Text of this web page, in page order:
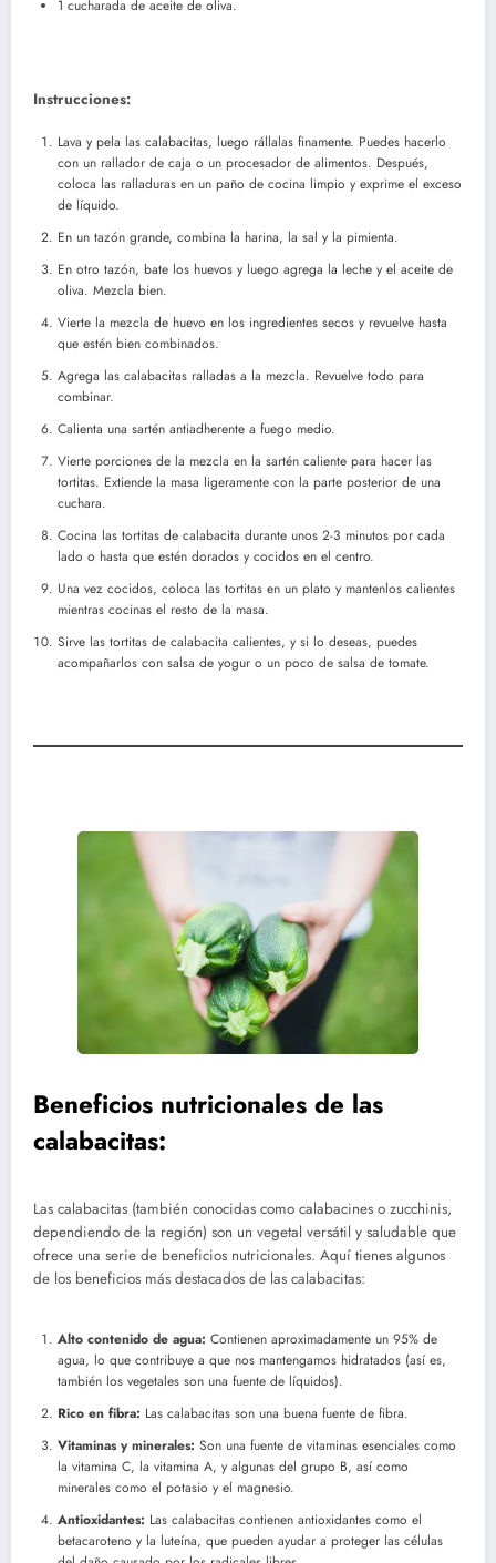
1 cucharada de aceite de oliva.
Instrucciones:
Lava y pela las calabacitas, luego rállalas finamente. Puedes hacerlo
con un rallador de caja o un procesador de alimentos. Después,
coloca las ralladuras en un paño de cocina limpio y exprime el exceso
de líquido.
En un tazón grande, combina la harina, la sal y la pimienta.
En otro tazón, bate los huevos y luego agrega la leche y el aceite de
oliva. Mezcla bien.
Vierte la mezcla de huevo en los ingredientes secos y revuelve hasta
que estén bien combinados.
Agrega las calabacitas ralladas a la mezcla. Revuelve todo para
combinar.
Calienta una sartén antiadherente a fuego medio.
Vierte porciones de la mezcla en la sartén caliente para hacer las
tortitas. Extiende la masa ligeramente con la parte posterior de una
cuchara.
Cocina las tortitas de calabacita durante unos 2-3 minutos por cada
lado o hasta que estén dorados y cocidos en el centro.
Una vez cocidos, coloca las tortitas en un plato y mantenlos calientes
mientras cocinas el resto de la masa.
Sirve las tortitas de calabacita calientes, y si lo deseas, puedes
acompañarlos con salsa de yogur o un poco de salsa de tomate.
Beneficios nutricionales de las
calabacitas:
Las calabacitas (también conocidas como calabacines o zucchinis,
dependiendo de la región) son un vegetal versátil y saludable que
ofrece una serie de beneficios nutricionales. Aquí tienes algunos
de los beneficios más destacados de las calabacitas:
Alto contenido de agua: Contienen aproximadamente un 95% de
agua, lo que contribuye a que nos mantengamos hidratados (así es,
también los vegetales son una fuente de líquidos).
Rico en fibra: Las calabacitas son una buena fuente de fibra.
Vitaminas y minerales: Son una fuente de vitaminas esenciales como
la vitamina C, la vitamina A, y algunas del grupo B, así como
minerales como el potasio y el magnesio.
Antioxidantes: Las calabacitas contienen antioxidantes como el
betacaroteno y la luteína, que pueden ayudar a proteger las células